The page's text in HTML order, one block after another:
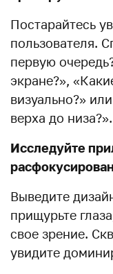
Постарайтесь
пользователя.
первую
экране?»,
визуально?»
верха до низа?».
Исследуйте
Выведите
прищурьте
свое зрение.
увидите